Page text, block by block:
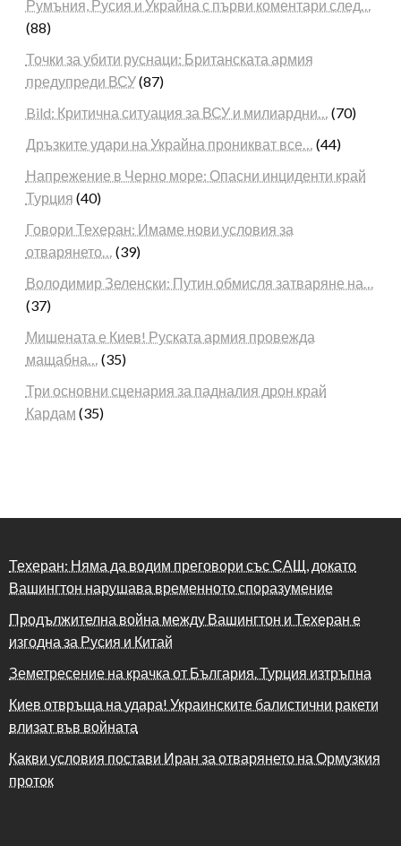
Румъния, Русия и Украйна с първи коментари след…
(88)
Точки за убити руснаци: Британската армия
предупреди ВСУ(87)
Bild: Критична ситуация за ВСУ и милиардни… (70)
Дръзките удари на Украйна проникват все… (44)
Напрежение в Черно море: Опасни инциденти край
Турция (40)
Говори Техеран: Имаме нови условия за
отварянето… (39)
Володимир Зеленски: Путин обмисля затваряне на…
(37)
Мишената е Киев! Руската армия провежда
мащабна… (35)
Три основни сценария за падналия дрон край
Кардам (35)
Техеран: Няма да водим преговори със САЩ, докато
Вашингтон нарушава временното споразумение
Продължителна война между Вашингтон и Техеран е
изгодна за Русия и Китай
Земетресение на крачка от България. Турция изтръпна
Киев отвръща на удара! Украинските балистични ракети
влизат във войната
Какви условия постави Иран за отварянето на Ормузкия
проток